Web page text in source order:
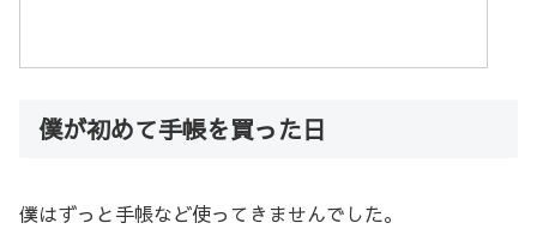
僕が初めて手帳を買った日
僕はずっと手帳など使ってきませんでした。